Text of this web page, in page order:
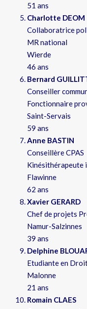
51 ans
Charlotte DEOM
Collaboratrice
MR national
Wierde
46 ans
Bernard
Conseiller
Fonctionnaire
Saint-Servais
59 ans
Anne BASTIN
Conseillère CPAS
Kinésithérapeute
Flawinne
62 ans
Xavier GERARD
Chef de projets
Namur-Salzinnes
39 ans
Delphine
Etudiante en
Malonne
21 ans
Romain CLAES